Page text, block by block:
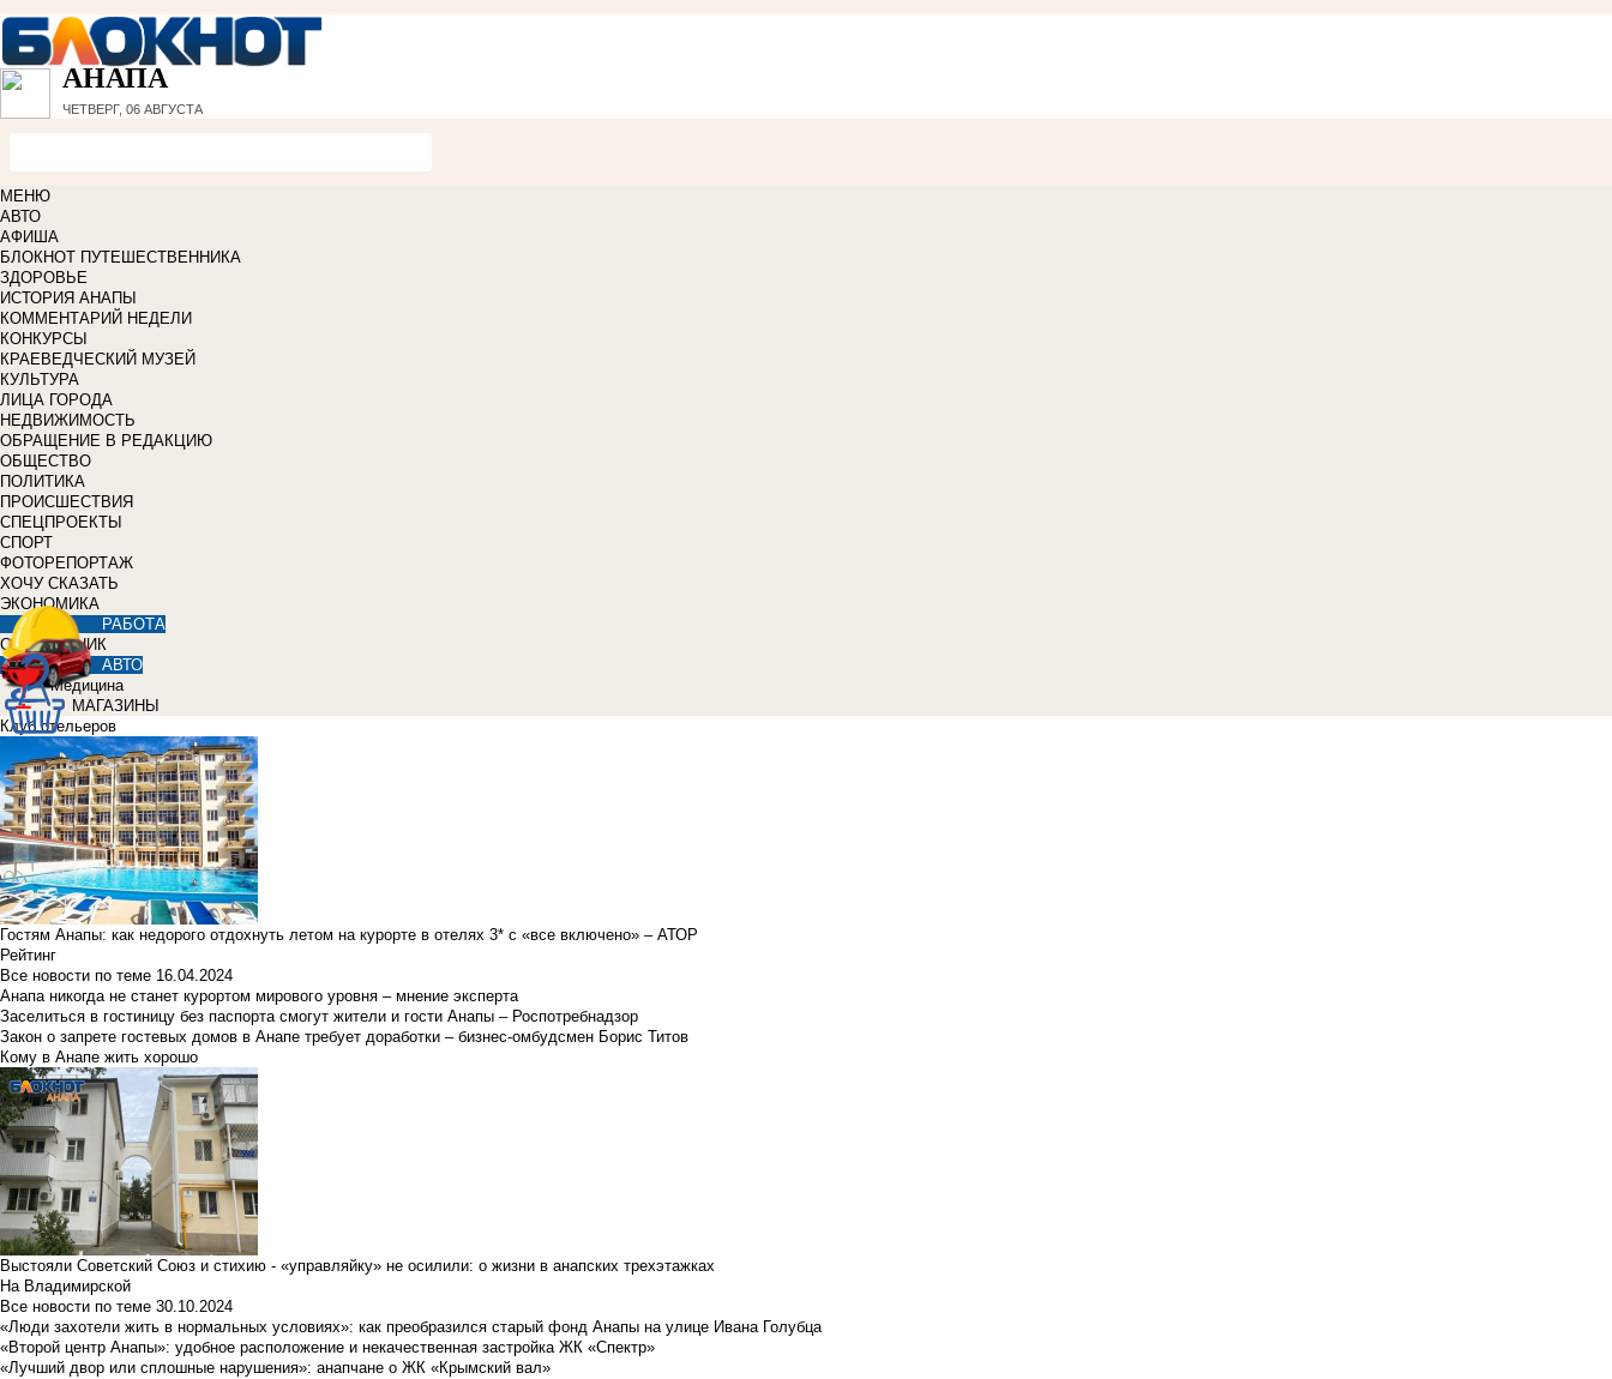
АНАПА
ЧЕТВЕРГ, 06 АВГУСТА
МЕНЮ
АВТО
АФИША
БЛОКНОТ ПУТЕШЕСТВЕННИКА
ЗДОРОВЬЕ
ИСТОРИЯ АНАПЫ
КОММЕНТАРИЙ НЕДЕЛИ
КОНКУРСЫ
КРАЕВЕДЧЕСКИЙ МУЗЕЙ
КУЛЬТУРА
ЛИЦА ГОРОДА
НЕДВИЖИМОСТЬ
ОБРАЩЕНИЕ В РЕДАКЦИЮ
ОБЩЕСТВО
ПОЛИТИКА
ПРОИСШЕСТВИЯ
СПЕЦПРОЕКТЫ
СПОРТ
ФОТОРЕПОРТАЖ
ХОЧУ СКАЗАТЬ
ЭКОНОМИКА
РАБОТА
СПРАВОЧНИК
АВТО
Медицина
МАГАЗИНЫ
Клуб отельеров
Гостям Анапы: как недорого отдохнуть летом на курорте в отелях 3* с «все включено» – АТОР
Рейтинг
Все новости по теме 16.04.2024
Анапа никогда не станет курортом мирового уровня – мнение эксперта
Заселиться в гостиницу без паспорта смогут жители и гости Анапы – Роспотребнадзор
Закон о запрете гостевых домов в Анапе требует доработки – бизнес-омбудсмен Борис Титов
Кому в Анапе жить хорошо
Выстояли Советский Союз и стихию - «управляйку» не осилили: о жизни в анапских трехэтажках
На Владимирской
Все новости по теме 30.10.2024
«Люди захотели жить в нормальных условиях»: как преобразился старый фонд Анапы на улице Ивана Голубца
«Второй центр Анапы»: удобное расположение и некачественная застройка ЖК «Спектр»
«Лучший двор или сплошные нарушения»: анапчане о ЖК «Крымский вал»